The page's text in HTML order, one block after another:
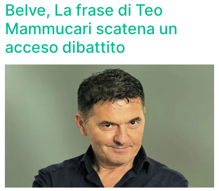
Belve, La frase di Teo
Mammucari scatena un
acceso dibattito